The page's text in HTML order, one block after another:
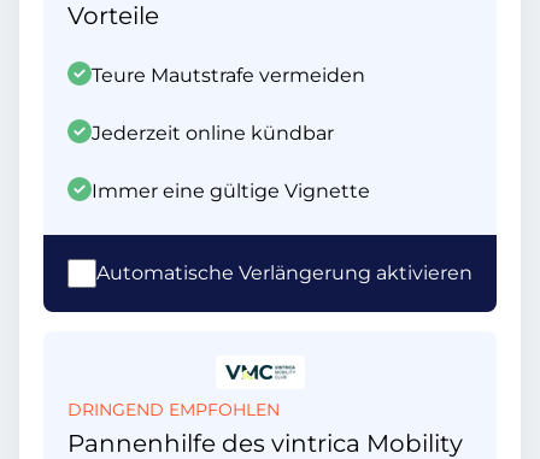
Vorteile
Teure Mautstrafe vermeiden
Jederzeit online kündbar
Immer eine gültige Vignette
Automatische Verlängerung aktivieren
DRINGEND EMPFOHLEN
Pannenhilfe des vintrica Mobility